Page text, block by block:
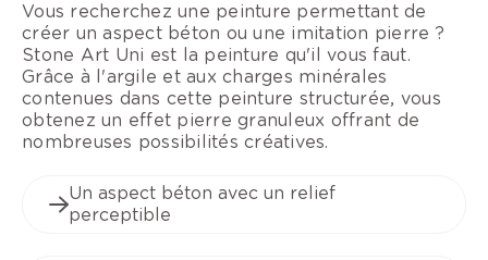
Vous recherchez une peinture permettant de
créer un aspect béton ou une imitation pierre ?
Stone Art Uni est la peinture qu'il vous faut.
Grâce à l'argile et aux charges minérales
contenues dans cette peinture structurée, vous
obtenez un effet pierre granuleux offrant de
nombreuses possibilités créatives.
Un aspect béton avec un relief
perceptible